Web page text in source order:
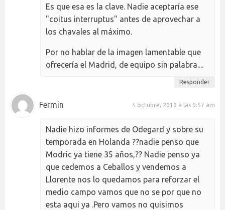
Es que esa es la clave. Nadie aceptaría ese
"coitus interruptus" antes de aprovechar a
los chavales al máximo.
Por no hablar de la imagen lamentable que
ofrecería el Madrid, de equipo sin palabra....
Responder
Fermin 5 octubre, 2019 a las 9:57 am
Nadie hizo informes de Odegard y sobre su
temporada en Holanda ??nadie penso que
Modric ya tiene 35 años,?? Nadie penso ya
que cedemos a Ceballos y vendemos a
Llorente nos lo quedamos para reforzar el
medio campo vamos que no se por que no
esta aqui ya .Pero vamos no quisimos